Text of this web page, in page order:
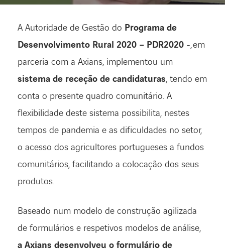
EXPERTISE
ENABLING DIGITAL SOCIETY
INDUSTRIES
DIGITAL OFFER
BLOG
AXIANS
ACESSIBILIDADE
A Autoridade de Gestão do Programa de
Desenvolvimento Rural 2020 – PDR2020 -, em
parceria com a Axians, implementou um
sistema de receção de candidaturas, tendo em
conta o presente quadro comunitário. A
flexibilidade deste sistema possibilita, nestes
tempos de pandemia e as dificuldades no setor,
o acesso dos agricultores portugueses a fundos
comunitários, facilitando a colocação dos seus
produtos.
Baseado num modelo de construção agilizada
de formulários e respetivos modelos de análise,
a Axians desenvolveu o formulário de